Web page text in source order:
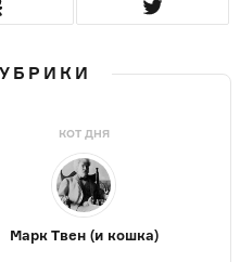
КОТ ДНЯ
Марк Твен (и кошка)